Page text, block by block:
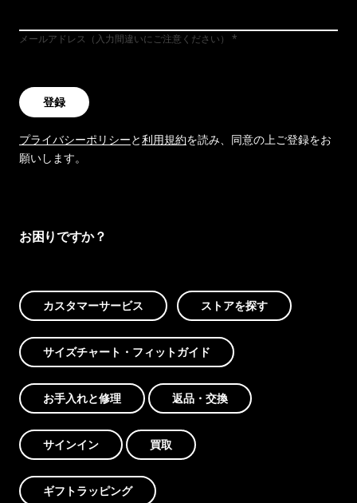
メールアドレス（入力間違いにご注意ください）
登録
プライバシーポリシーと利用規約を読み、同意の上ご登録をお
願いします。
お困りですか？
カスタマーサービス ストアを探す
サイズチャート・フィットガイド
お手入れと修理 返品・交換
サインイン 買取
ギフトラッピング